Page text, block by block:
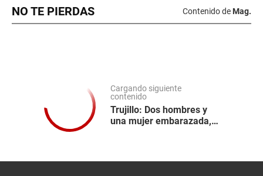
NO TE PIERDAS Contenido de Mag.
Cargando siguiente
contenido
Trujillo: Dos hombres y
una mujer embarazada,